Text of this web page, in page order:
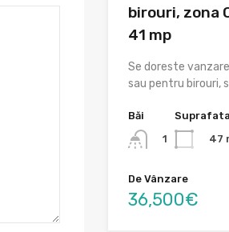
birouri, zona
41 mp
Se doreste
sau pentru birouri,
Băi
1
Suprafata
47
De Vânzare
36,500€